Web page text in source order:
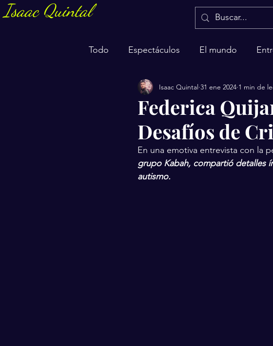
Isaac Quintal
Todo Espectáculos El mundo
Marketing y negocios Salud
Federica
Desafíos de
Isaac Quintal 31 ene 2024 1 min de
En una emotiva entrevista con la
grupo Kabah, compartió detalles
autismo.